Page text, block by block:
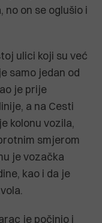
no on se oglušio i
ulici koji su već
samo jedan od
je prije
a na Cesti
kolonu vozila,
smjerom
je vozačka
kao i da je
je počinio i